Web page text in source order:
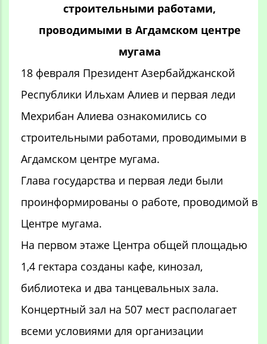
строительными работами,
проводимыми в Агдамском центре
мугама
18 февраля Президент Азербайджанской
Республики Ильхам Алиев и первая леди
Мехрибан Алиева ознакомились со
строительными работами, проводимыми в
Агдамском центре мугама.
Глава государства и первая леди были
проинформированы о работе, проводимой в
Центре мугама.
На первом этаже Центра общей площадью
1,4 гектара созданы кафе, кинозал,
библиотека и два танцевальных зала.
Концертный зал на 507 мест располагает
всеми условиями для организации